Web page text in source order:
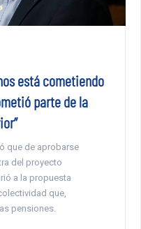
está cometiendo
parte de la
que de aprobarse
del proyecto
a la propuesta
que,
pensiones.